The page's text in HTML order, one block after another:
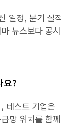
일정, 분기 실적
뉴스보다 공시
요?
테스트 기업은
망 위치를 함께